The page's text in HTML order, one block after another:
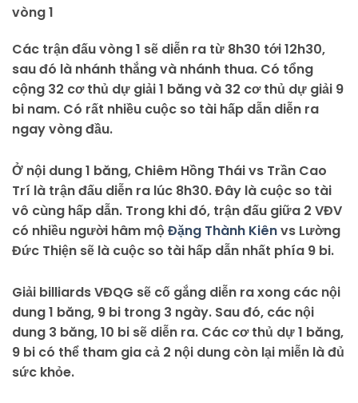
vòng 1
Các trận đấu vòng 1 sẽ diễn ra từ 8h30 tới 12h30,
sau đó là nhánh thắng và nhánh thua. Có tổng
cộng 32 cơ thủ dự giải 1 băng và 32 cơ thủ dự giải 9
bi nam. Có rất nhiều cuộc so tài hấp dẫn diễn ra
ngay vòng đầu.
Ở nội dung 1 băng, Chiêm Hồng Thái vs Trần Cao
Trí là trận đấu diễn ra lúc 8h30. Đây là cuộc so tài
vô cùng hấp dẫn. Trong khi đó, trận đấu giữa 2 VĐV
có nhiều người hâm mộĐặng Thành Kiênvs Lường
Đức Thiện sẽ là cuộc so tài hấp dẫn nhất phía 9 bi.
Giải billiards VĐQG sẽ cố gắng diễn ra xong các nội
dung 1 băng, 9 bi trong 3 ngày. Sau đó, các nội
dung 3 băng, 10 bi sẽ diễn ra. Các cơ thủ dự 1 băng,
9 bi có thể tham gia cả 2 nội dung còn lại miễn là đủ
sức khỏe.